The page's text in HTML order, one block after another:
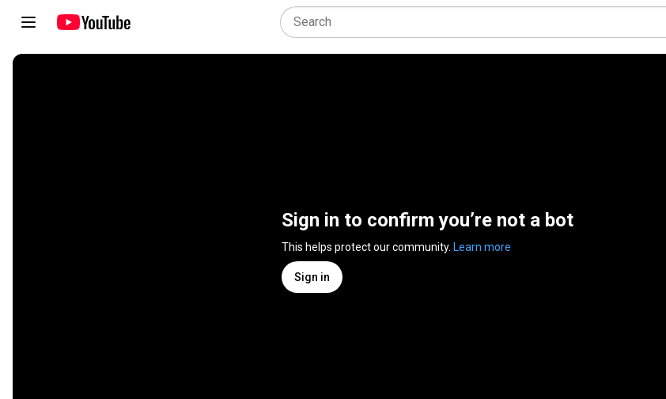
Sign in to confirm you’re not a bot
This helps protect our community. Learn more
Sign in